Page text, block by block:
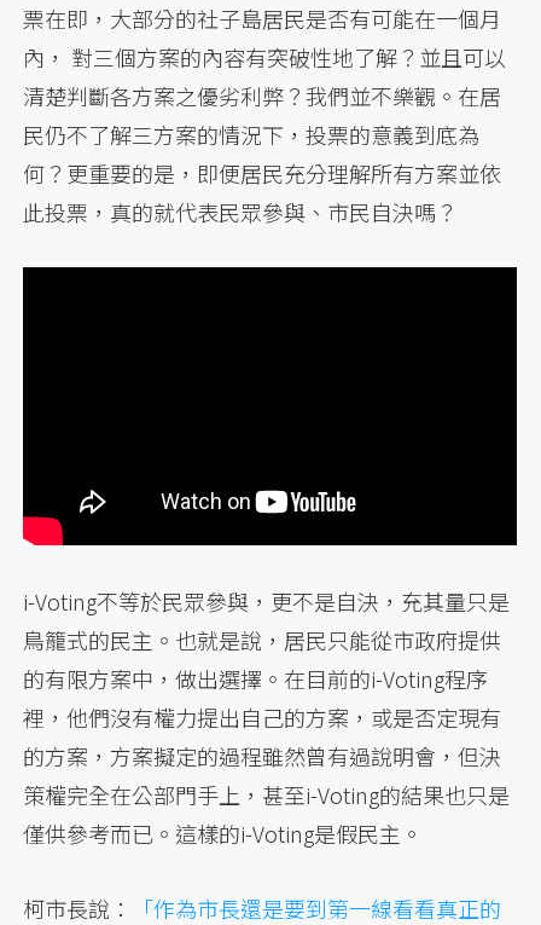
票在即，大部分的社子島居民是否有可能在一個月
內， 對三個方案的內容有突破性地了解？並且可以
清楚判斷各方案之優劣利弊？我們並不樂觀。在居
民仍不了解三方案的情況下，投票的意義到底為
何？更重要的是，即便居民充分理解所有方案並依
此投票，真的就代表民眾參與、市民自決嗎？
i-Voting不等於民眾參與，更不是自決，充其量只是
鳥籠式的民主。也就是說，居民只能從市政府提供
的有限方案中，做出選擇。在目前的i-Voting程序
裡，他們沒有權力提出自己的方案，或是否定現有
的方案，方案擬定的過程雖然曾有過說明會，但決
策權完全在公部門手上，甚至i-Voting的結果也只是
僅供參考而已。這樣的i-Voting是假民主。
柯市長說：
「作為市長還是要到第一線看看真正的